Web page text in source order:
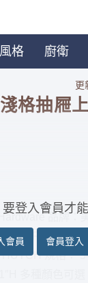
風格 廚衛
更
格抽屜
品牌：
WIDE
規格：
登入會員才
會員 會員登入